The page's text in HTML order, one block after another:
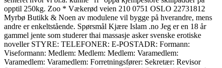
opptil 250kg. Zoo * Vækerød veien 210 0751 OSLO 22731812
Myrbø Butikk & Noen av modulene vil bygge på hverandre, mens
andre er enkeltstående. Spørsmål Kjære Islam .no Jeg er en 18 år
gammel jente som studerer thai massasje asker svenske erotiske
noveller STYRE: TELEFONER: E-POSTADR: Formann:
Viseformann: Medlem: Medlem: Medlem: Varamedlem:
Varamedlem: Varamedlem: Forretningsfører: Sekretær: Revisor